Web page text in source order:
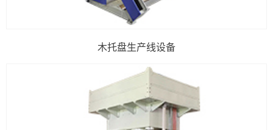
木托盘生产线设备